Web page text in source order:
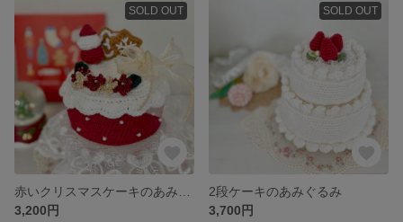
SOLD OUT
3,200円
SOLD OUT
2段ケーキのあみぐるみ
3,700円